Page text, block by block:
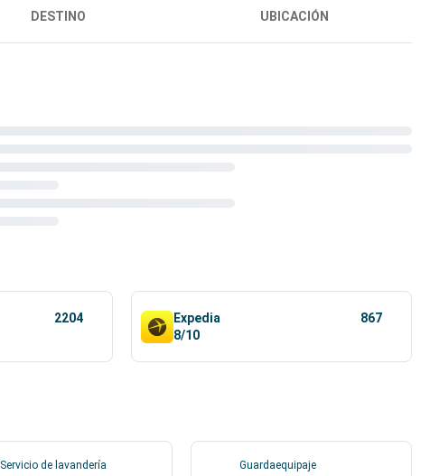
DESTINO UBICACIÓN
2204
Expedia
8/10
867
Servicio de lavandería Guardaequipaje